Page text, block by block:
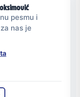
pesmu i
nas je